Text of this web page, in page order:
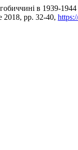
в 1939-
2018, pp. 32-40,